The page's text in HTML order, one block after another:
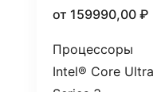
от 159990,00 ₽
Процессоры
Intel® Core Ultra